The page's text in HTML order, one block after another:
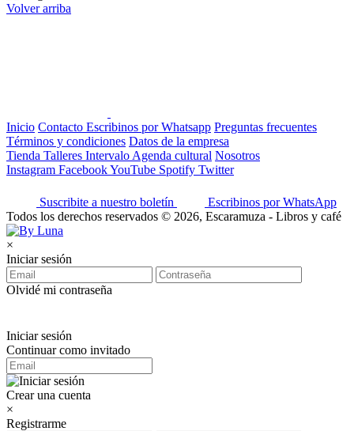
Volver arriba
Inicio Contacto Escribinos por Whatsapp Preguntas frecuentes
Términos y condiciones Datos de la empresa
Tienda Talleres Intervalo Agenda cultural Nosotros
Instagram FacebookYouTube Spotify Twitter
Suscribite a nuestro boletín
Escribinos por WhatsApp
Todos los derechos reservados © 2026, Escaramuza - Libros y café
×
Iniciar sesión
Olvidé mi contraseña
Iniciar sesión
Continuar como invitado
Crear una cuenta
×
Registrarme